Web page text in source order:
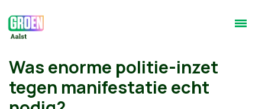
Was enorme politie-inzet
tegen manifestatie echt